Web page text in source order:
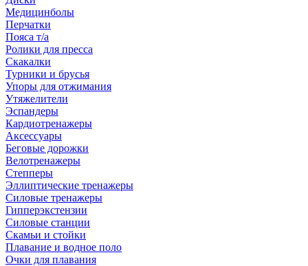
Медицинболы
Перчатки
Пояса т/а
Ролики для пресса
Скакалки
Турники и брусья
Упоры для отжимания
Утяжелители
Эспандеры
Кардиотренажеры
Аксессуары
Беговые дорожки
Велотренажеры
Степперы
Эллиптические тренажеры
Силовые тренажеры
Гипперэкстензии
Силовые станции
Скамьи и стойки
Плавание и водное поло
Очки для плавания